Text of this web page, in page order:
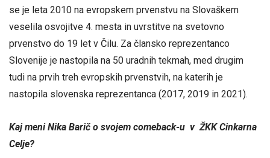
se je leta 2010 na evropskem prvenstvu na Slovaškem
veselila osvojitve 4. mesta in uvrstitve na svetovno
prvenstvo do 19 let v Čilu. Za člansko reprezentanco
Slovenije je nastopila na 50 uradnih tekmah, med drugim
tudi na prvih treh evropskih prvenstvih, na katerih je
nastopila slovenska reprezentanca (2017, 2019 in 2021).
Kaj meni Nika Barič o svojem comeback-u v ŽKK Cinkarna
Celje?